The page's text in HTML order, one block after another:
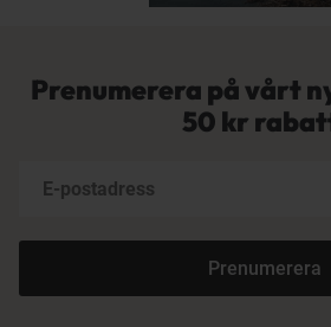
Prenumerera på vårt
50 kr
Prenumerera